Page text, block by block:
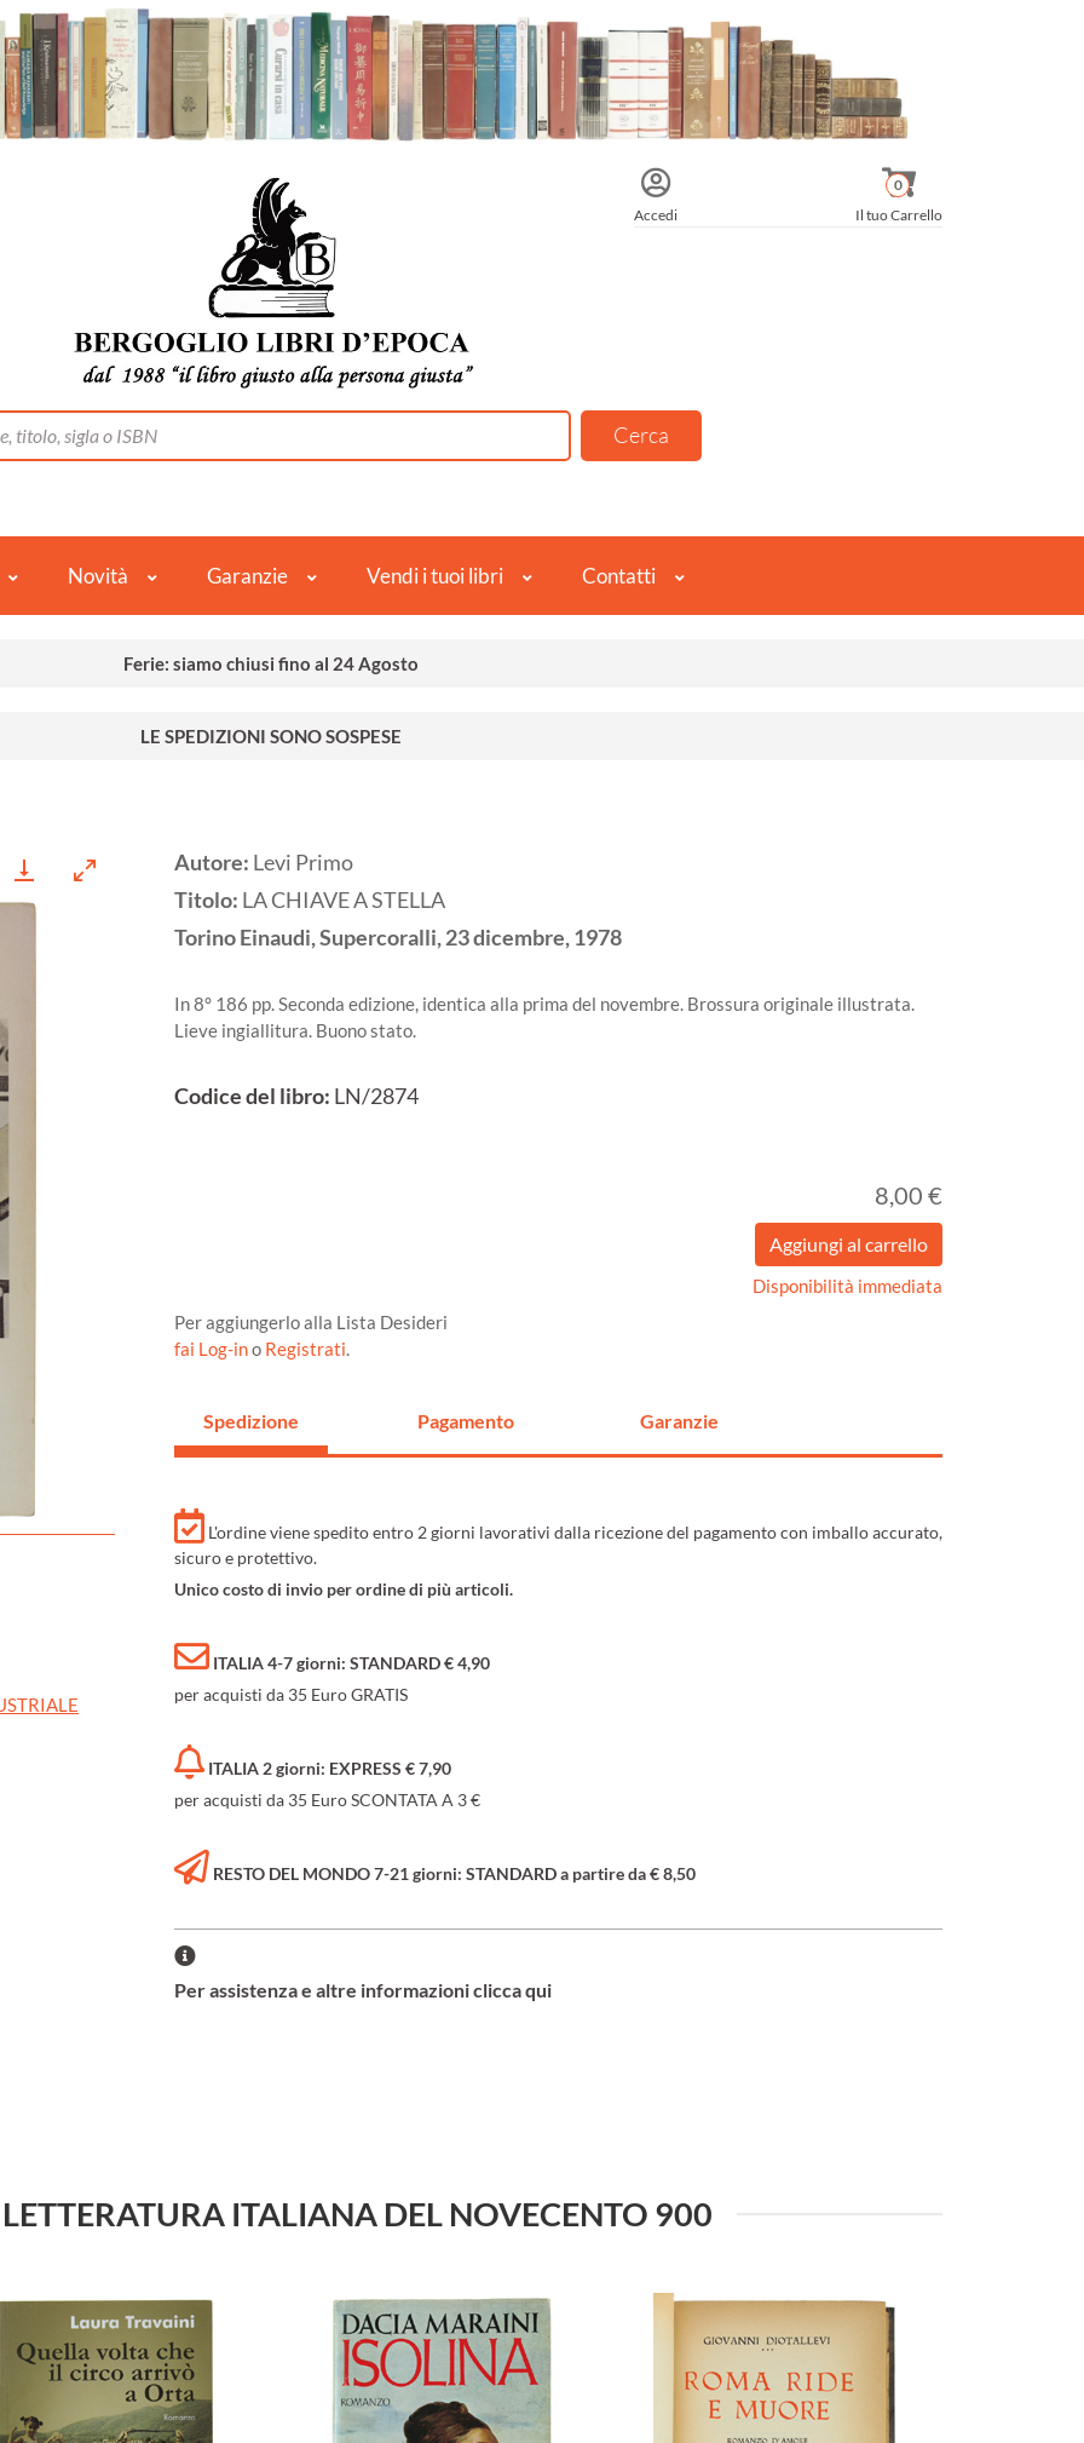
Accedi Il tuo Carrello
0
Novità Garanzie Vendi i tuoi libri Contatti
Ferie: siamo chiusi fino al 24 Agosto
LE SPEDIZIONI SONO SOSPESE
Autore: Levi Primo
Titolo: LA CHIAVE A STELLA
TorinoEinaudi, Supercoralli, 23 dicembre,1978
In 8° 186 pp. Seconda edizione, identica alla prima del novembre. Brossura originale illustrata.
Lieve ingiallitura. Buono stato.
Codice del libro: LN/2874
8,00 €
Disponibilità immediata
Per aggiungerlo alla Lista Desideri
fai Log-ino Registrati.
Spedizione Pagamento Garanzie
L'ordine viene spedito entro 2 giorni lavorativi dalla ricezione del pagamento con imballo accurato,
sicuro e protettivo.
Unico costo di invio per ordine di più articoli.
ITALIA 4-7 giorni: STANDARD € 4,90
per acquisti da 35 Euro GRATIS
ITALIA 2 giorni: EXPRESS € 7,90
per acquisti da 35 Euro SCONTATA A 3 €
RESTO DEL MONDO 7-21 giorni: STANDARD a partire da € 8,50
Per assistenza e altre informazioni clicca qui
ITALIANA DEL NOVECENTO 900